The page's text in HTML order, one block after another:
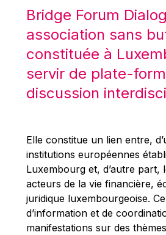
Mario Centeno
Mario Monti
Maroš ŠEFČOVIČ
Martin Bailey
Martine Reicherts
Michael Sohlman
Michel Goedert
Mireille Delmas-Marty
Nobuo Tanaka
Otmar Issing
Bridge Forum
association sans
constituée à
servir de plate-
discussion
Elle constitue un lien entre,
institutions européennes
Luxembourg et, d’autre part,
acteurs de la vie financière,
juridique luxembourgeoise.
d’information et de
manifestations sur des